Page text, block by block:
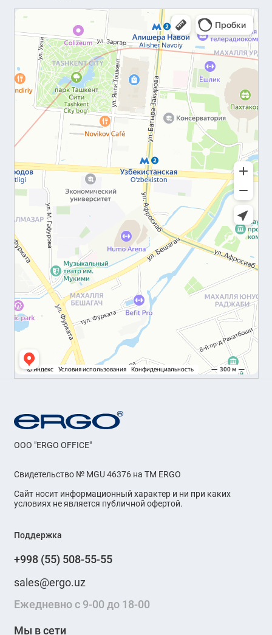
OOO "ERGO OFFICE"
Свидетельство № MGU 46376 на ТМ ERGO
Сайт носит информационный характер и ни при каких
условиях не является публичной офертой.
Поддержка
+998 (55) 508-55-55
sales@ergo.uz
Ежедневно с 9-00 до 18-00
Мы в сети